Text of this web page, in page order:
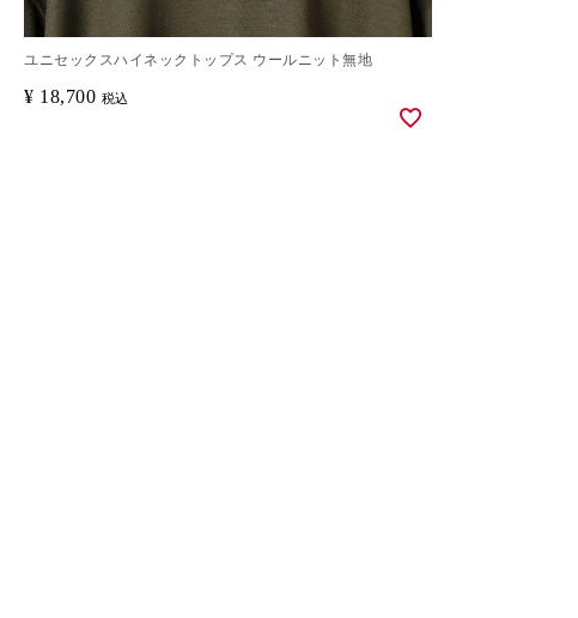
ユニセックスハイネックトップス ウールニット無地
¥ 18,700 税込